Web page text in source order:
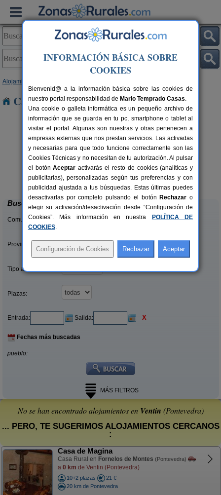
Alojamientos
Casas Rurales cerca de Ventin
20 pers.
desde25 €
Casa Rural Galiñanes
Las Chouzas (Pontevedra)
Buscar
Comunidades:
Provincias/Islas:
Tipo alquiler:
Plazas:
Entrada: Salida: X
Fechas más buscadas
pueblo:
MÁS FILTROS
No se han encontrado alojamientos en Ventin (Pontevedra)
... PERO, TE SUGERIMOS ALOJAMIENTOS CERCANOS
:
Casa de Magina
Casa Rural en Fornelos de Montes (Pontevedra)
a 0 km de Ventin (Pontevedra)
10+2 plazas
21 €
20 km de Pontevedra
INFORMACIÓN BÁSICA SOBRE
COOKIES
Bienvenid@ a la información básica sobre las cookies de
nuestro portal responsabilidad de Mario Temprado Casas.
Una cookie o galleta informática es un pequeño archivo de
información que se guarda en tu pc, smartphone o tablet al
visitar el portal. Algunas son nuestras y otras pertenecen a
empresas externas que nos prestan servicios. Las activadas
y necesarias para que todo funcione correctamente son las
Cookies Técnicas y no necesitan de tu autorización. Al pulsar
el botónAceptar activarás el resto de cookies (analíticas y
publicitarias), personalizadas según tus preferencias y con
publicidad ajustada a tus búsquedas. Estas últimas puedes
desactivarlas por completo pulsando el botón Rechazar o
elegir su activación/desactivación desde “Configuración de
Cookies”. Más información en nuestra
POLÍTICA DE
COOKIES.